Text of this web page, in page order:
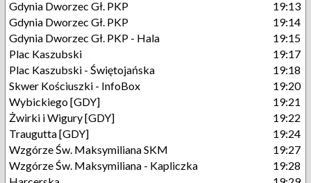
Gdynia Dworzec Gł. PKP
19:13
Gdynia Dworzec Gł. PKP
19:14
Gdynia Dworzec Gł. PKP - Hala
19:15
Plac Kaszubski
19:17
Plac Kaszubski - Świętojańska
19:18
Skwer Kościuszki - InfoBox
19:20
Wybickiego [GDY]
19:21
Żwirki i Wigury [GDY]
19:22
Traugutta [GDY]
19:24
Wzgórze Św. Maksymiliana SKM
19:27
Wzgórze Św. Maksymiliana - Kapliczka
19:28